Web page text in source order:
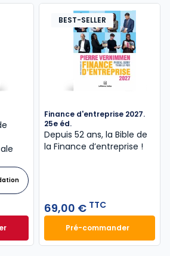
Fiscal 2026 à 215,00 € TTC
BEST-SELLER
Finance d'entreprise 2027.
25e éd.
Depuis 52 ans, la Bible de
la Finance d’entreprise​ !
69,00 € TTC
Pré-commander
Finance